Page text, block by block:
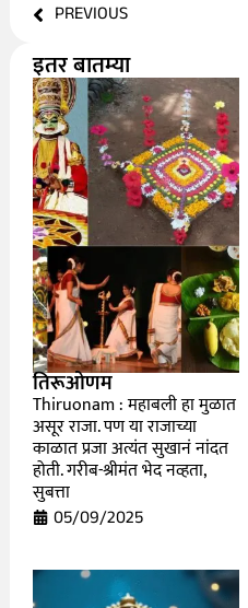
PREVIOUS
इतर बातम्या
तिरूओणम
Thiruonam : महाबली हा मुळात
असूर राजा. पण या राजाच्या
काळात प्रजा अत्यंत सुखानं नांदत
होती. गरीब-श्रीमंत भेद नव्हता,
सुबत्ता
05/09/2025